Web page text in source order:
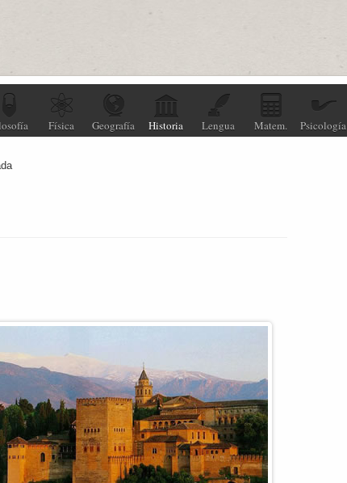
Física Geografía Historia Lengua Matem. Psicología